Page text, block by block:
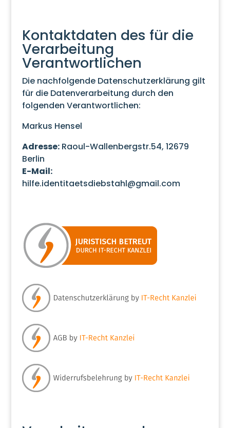
Kontaktdaten des für die
Verarbeitung
Verantwortlichen
Die nachfolgende Datenschutzerklärung gilt
für die Datenverarbeitung durch den
folgenden Verantwortlichen:
Markus Hensel
Adresse:Raoul-Wallenbergstr.54, 12679
Berlin
E-Mail:
hilfe.identitaetsdiebstahl@gmail.com